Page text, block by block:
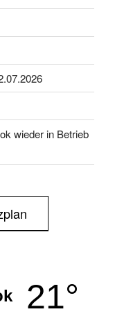
wieder in Betrieb
21°